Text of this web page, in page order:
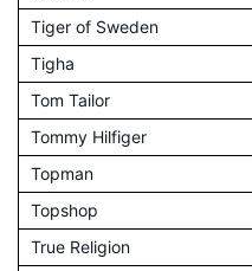
Tiger of Sweden
Tigha
Tom Tailor
Tommy Hilfiger
Topman
Topshop
True Religion